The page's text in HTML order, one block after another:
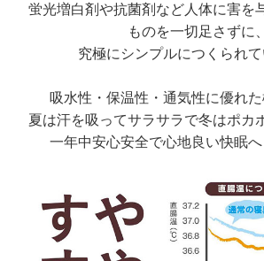
蛍光増白剤や抗菌剤など人体に害を
ものを一切足さずに、
究極にシンプルにつくられて
吸水性・保温性・通気性に優れた
夏は汗を吸ってサラサラで冬はポカ
一年中安心安全で心地良い快眠へ